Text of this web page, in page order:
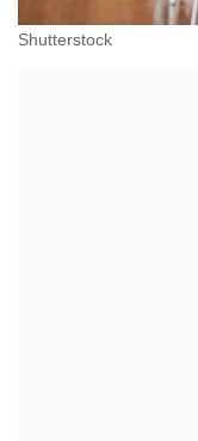
Shutterstock